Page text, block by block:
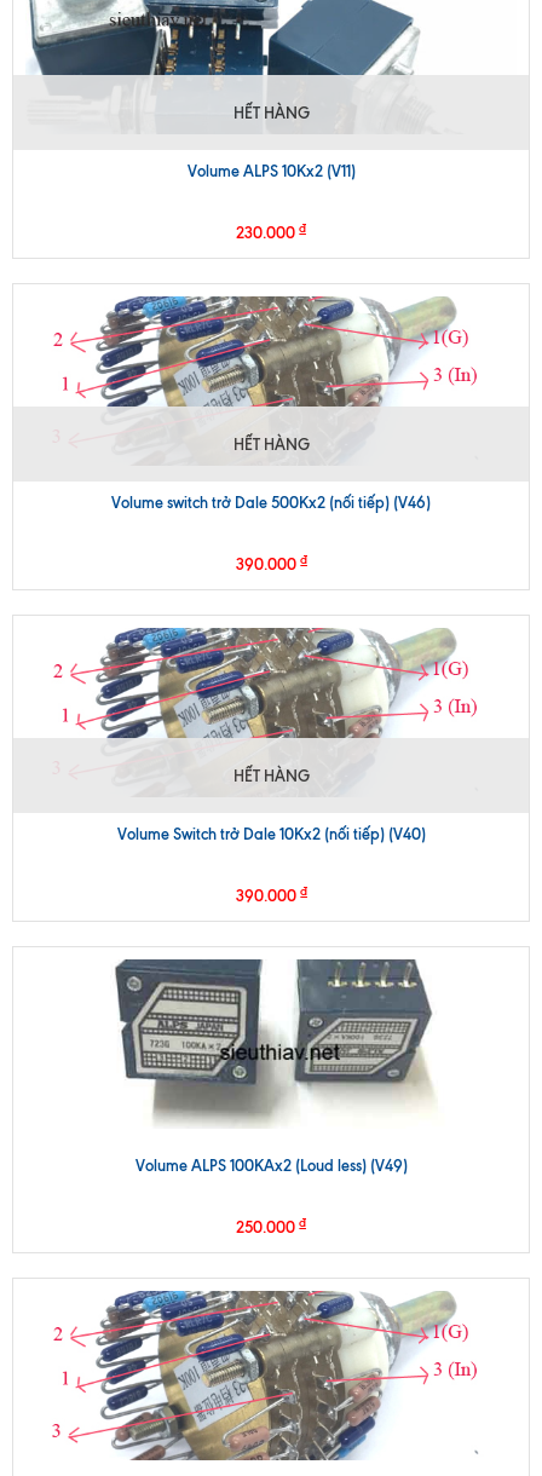
Volume ALPS 10Kx2 (V11)
230.000 ₫
HẾT HÀNG
Volume switch trở Dale 500Kx2 (nối tiếp) (V46)
390.000 ₫
HẾT HÀNG
Volume Switch trở Dale 10Kx2 (nối tiếp) (V40)
390.000 ₫
HẾT HÀNG
Volume ALPS 100KAx2 (Loud less) (V49)
250.000 ₫